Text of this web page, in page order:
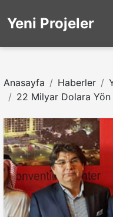
Yeni Projeler
Anasayfa Haberler
22 Milyar Dolara Yön